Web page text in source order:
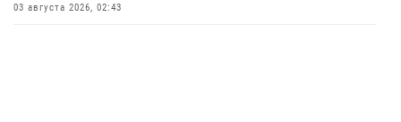
03 августа 2026, 02:43